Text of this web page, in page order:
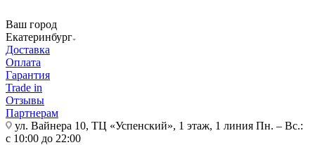
Ваш город
Екатеринбург
Доставка
Оплата
Гарантия
Trade in
Отзывы
Партнерам
ул. Вайнера 10, ТЦ «Успенский», 1 этаж, 1 линия Пн. – Вс.:
с 10:00 до 22:00